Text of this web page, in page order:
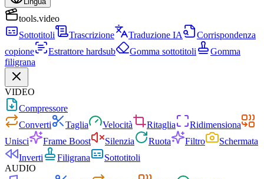
tools.video
Sottotitoli
Trascrizione Traduzione IA
Corrispondenza
copione
Estrattore hardsub Gomma sottotitoli
Gomma
filigrana
VIDEO
Compressore
Converti
Taglia Velocità Ritaglia
Ridimensiona
Unisci
Frame Boost Silenzia Ruota Filtro
Schermata
Inverti
Filigrana
Sottotitoli
AUDIO